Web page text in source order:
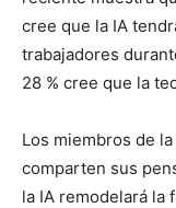
cree que la IA
trabajadores
28 % cree que la
Los miembros de
comparten sus
la IA remodelará la